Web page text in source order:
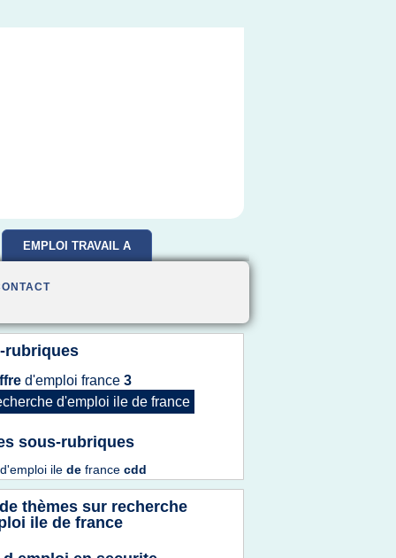
EMPLOI TRAVAIL A
rubriques
d'emploi france 3
d'emploi ile de france
sous-rubriques
d'emploi ile de france cdd
thèmes sur recherche
ile de france